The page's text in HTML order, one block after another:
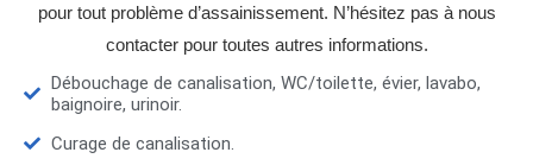
pour tout problème d’assainissement. N’hésitez pas à nous
contacter pour toutes autres informations.
Débouchage de canalisation, WC/toilette, évier, lavabo,
baignoire, urinoir.
Curage de canalisation.